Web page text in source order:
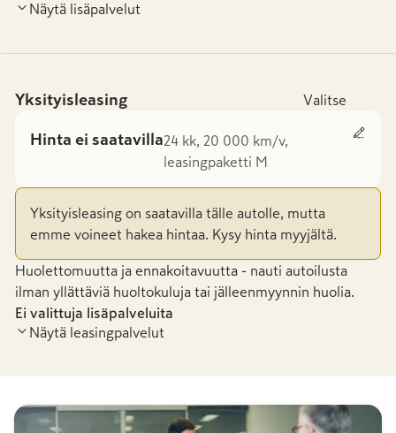
Näytä lisäpalvelut
Yksityisleasing Valitse
Hinta ei saatavilla24 kk, 20 000 km/v,
leasingpaketti M
Yksityisleasing on saatavilla tälle autolle, mutta
emme voineet hakea hintaa. Kysy hinta myyjältä.
Huolettomuutta ja ennakoitavuutta - nauti autoilusta
ilman yllättäviä huoltokuluja tai jälleenmyynnin huolia.
Ei valittuja lisäpalveluita
Näytä leasingpalvelut